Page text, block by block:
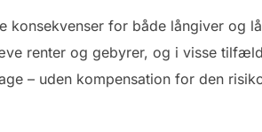
for både långiver og
renter og gebyrer, og i visse
– uden kompensation for den